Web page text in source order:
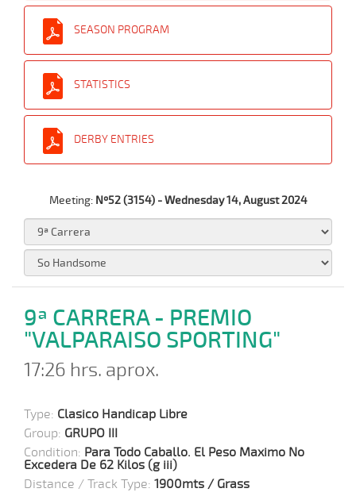
SEASON PROGRAM
STATISTICS
DERBY ENTRIES
Meeting: Nº52 (3154) - Wednesday 14, August 2024
9ª CARRERA - PREMIO
"VALPARAISO SPORTING"
17:26 hrs. aprox.
Type: Clasico Handicap Libre
Group: GRUPO III
Condition: Para Todo Caballo. El Peso Maximo No
Excedera De 62 Kilos (g iii)
Distance / Track Type: 1900mts / Grass